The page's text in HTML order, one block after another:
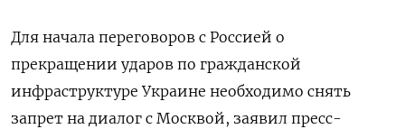
Для начала переговоров с Россией о
прекращении ударов по гражданской
инфраструктуре Украине необходимо снять
запрет на диалог с Москвой, заявил пресс-